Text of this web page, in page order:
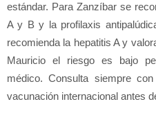
estándar. Para Zanzíbar se
A y B y la profilaxis
recomienda la hepatitis A y
Mauricio el riesgo es bajo
médico. Consulta siempre
vacunación internacional antes